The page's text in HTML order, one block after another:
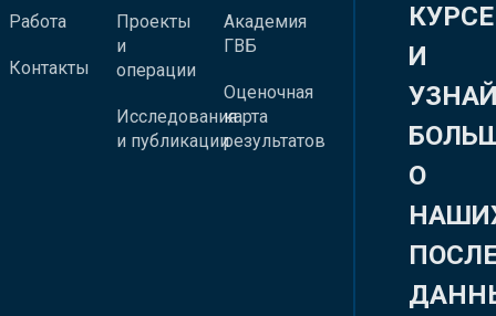
Работа
Контакты
Проекты
и
операции
Исследования
и публикации
Академия
ГВБ
Оценочная
карта
результатов
КУРСЕ
И
О